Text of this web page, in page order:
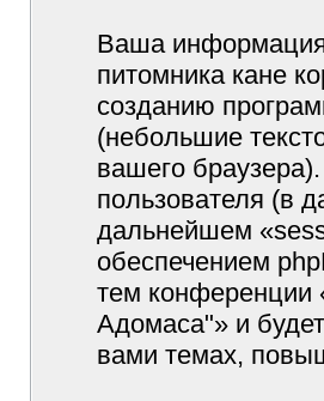
Ваша
питомника кане
созданию
(небольшие
вашего
пользователя (в
дальнейшем
обеспечением
тем конференции
Адомаса"» и
вами темах,